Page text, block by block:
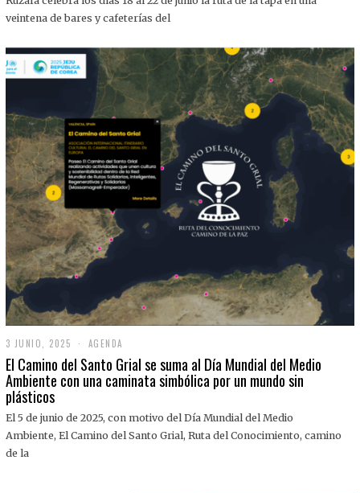
O
0
2
5
veintena de bares y cafeterías del
3 JUNIO, 2025
J
U
N
,
0
AGENDA
El Camino del Santo Grial se suma al Día Mundial del Medio
Ambiente con una caminata simbólica por un mundo sin
plásticos
El 5 de junio de 2025, con motivo del Día Mundial del Medio
Ambiente, El Camino del Santo Grial, Ruta del Conocimiento, camino
de la